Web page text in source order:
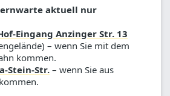
aktuell nur
Eingang Anzinger Str. 13
– wenn Sie mit dem
kommen.
Stein-Str. – wenn Sie aus